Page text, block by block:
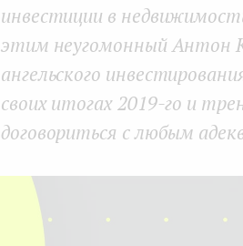
инвестиции в
этим неугомонный Антон
ангельского
своих итогах 2019-го и
договориться с любым